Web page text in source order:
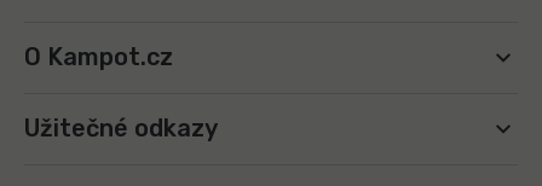
O Kampot.cz
Užitečné odkazy